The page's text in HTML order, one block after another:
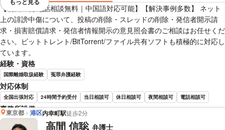
【初回15分電話相談無料｜中国語対応可能】【解決事例多数】 ネット
上の誹謗中傷について、投稿の削除・スレッドの削除・発信者開示請
求・損害賠償請求・発信者情報開示の意見照会書のご相談はお任せくだ
さい。ビットトレント/BitTorrent/ファイル共有ソフトも積極的に対応し
ています。
経験・資格
国際離婚取扱経験 冤罪弁護経験
対応体制
全国出張対応 24時間予約受付 当日相談可 休日相談可 夜間相談可 電話相談可
事務所設備
完全個室で相談
視覚的に省略されている要素を
東京都 港区内幸町駅徒歩2分
高間 信聡 弁護士